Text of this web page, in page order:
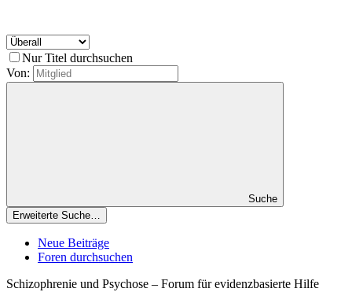
Nur Titel durchsuchen
Von:
Suche
Erweiterte Suche…
Neue Beiträge
Foren durchsuchen
Schizophrenie und Psychose – Forum für evidenzbasierte Hilfe